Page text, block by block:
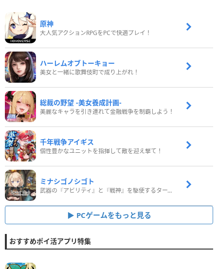
原神
大人気アクションRPGをPCで快適プレイ！
ハーレムオブトーキョー
美女と一緒に歌舞伎町で成り上がれ！
総裁の野望 -美女養成計画-
美麗なキャラを引き連れて金融戦争を制覇しよう！
千年戦争アイギス
個性豊かなユニットを指揮して敵を迎え撃て！
ミナシゴノシゴト
武器の『アビリティ』と『戦神』を駆使するターン制コマンドバトルRPG！
PCゲームをもっと見る
おすすめポイ活アプリ特集